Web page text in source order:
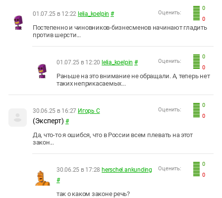
0
0
Оценить:
01.07.25 в 12:22 lelia_koelpin #
Постепенно и чиновников-бизнесменов начинают гладить
против шерсти...
0
0
Оценить:
01.07.25 в 12:20 lelia_koelpin #
Раньше на это внимание не обращали. А, теперь нет
таких неприкасаемых...
0
0
Оценить:
30.06.25 в 16:27 Игорь С
(Эксперт) #
Да, что-то я ошибся, что в России всем плевать на этот
закон...
0
0
Оценить:
30.06.25 в 17:28 herschel.ankunding
#
так о каком законе речь?